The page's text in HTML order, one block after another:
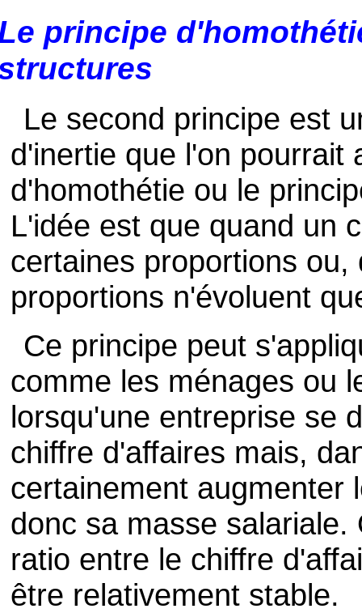
principe
Le second principe est
d'inertie que l'on pourrait
d'homothétie ou le
L'idée est que quand un
certaines proportions
proportions n'évoluent
Ce principe peut
comme les ménages ou
lorsqu'une entreprise se
chiffre d'affaires mais,
certainement augmenter
donc sa masse
ratio entre le chiffre
être relativement stable.